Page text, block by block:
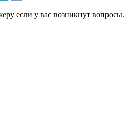
если у вас возникнут вопросы.